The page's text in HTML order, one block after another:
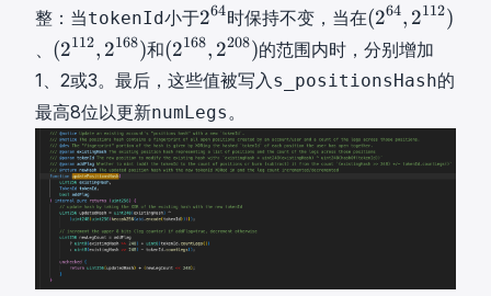
整：当tokenId小于2
6
4
2
^
{
6
}
264时保持不变，当在(
2
6
4
2
1
2
(264, 2112)
(
2
1
2
,
2
1
6
8
(2112, 2168)和(
2
1
6
8
,
2
0
8
(2168, 2208)的范围内时，分别增加
1、2或3。最后，这些值被写入 s_positionsHash的
最高8位以更新numLegs 。